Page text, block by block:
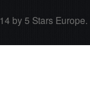
by 5 Stars